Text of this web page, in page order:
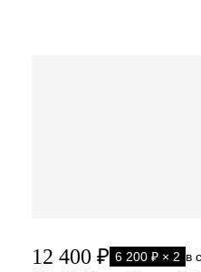
12 400 ₽ 6 200 ₽ × 2 в